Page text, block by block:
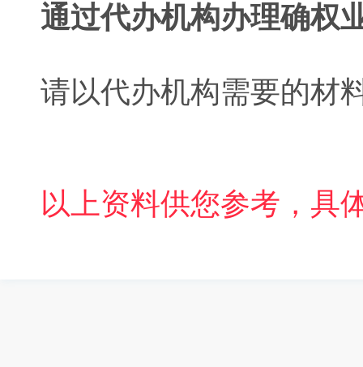
通过代办机构办理确权
请以代办机构需要的材
以上资料供您参考，具